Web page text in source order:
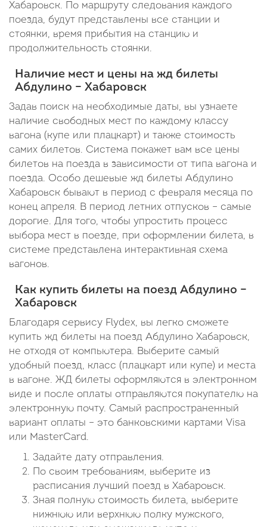
18
минут
Хабаровск. По маршруту следования каждого
поезда, будут представлены все станции и
стоянки, время прибытия на станцию и
продолжительность стоянки.
Наличие мест и цены на жд билеты
Абдулино – Хабаровск
Задав поиск на необходимые даты, вы узнаете
наличие свободных мест по каждому классу
вагона (купе или плацкарт) и также стоимость
самих билетов. Система покажет вам все цены
билетов на поезда в зависимости от типа вагона и
поезда. Особо дешевые жд билеты Абдулино
Хабаровск бывают в период с февраля месяца по
конец апреля. В период летних отпусков – самые
дорогие. Для того, чтобы упростить процесс
выбора мест в поезде, при оформлении билета, в
системе представлена интерактивная схема
вагонов.
Как купить билеты на поезд Абдулино –
Хабаровск
Благодаря сервису Flydex, вы легко сможете
купить жд билеты на поезд Абдулино Хабаровск,
не отходя от компьютера. Выберите самый
удобный поезд, класс (плацкарт или купе) и места
в вагоне. ЖД билеты оформляются в электронном
виде и после оплаты отправляются покупателю на
электронную почту. Самый распространенный
вариант оплаты – это банковскими картами Visa
или MasterCard.
Задайте дату отправления.
По своим требованиям, выберите из
расписания лучший поезд в Хабаровск.
Зная полную стоимость билета, выберите
нижнюю или верхнюю полку мужского,